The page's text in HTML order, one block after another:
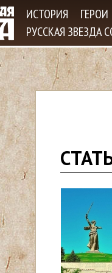
ИСТОРИЯ ГЕРОИ
РУССКАЯ ЗВЕЗДА
ы
е